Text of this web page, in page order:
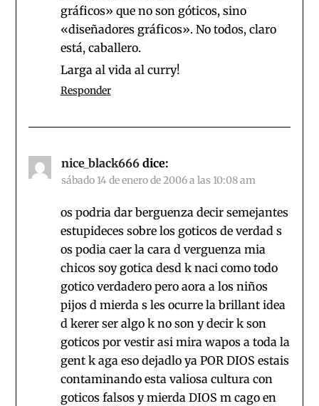
gráficos» que no son góticos, sino
«diseñadores gráficos». No todos, claro
está, caballero.
Larga al vida al curry!
Responder
nice_black666 dice:
sábado 14 de enero de 2006 a las 10:08 am
os podria dar berguenza decir semejantes
estupideces sobre los goticos de verdad s
os podia caer la cara d verguenza mia
chicos soy gotica desd k naci como todo
gotico verdadero pero aora a los niños
pijos d mierda s les ocurre la brillant idea
d kerer ser algo k no son y decir k son
goticos por vestir asi mira wapos a toda la
gent k aga eso dejadlo ya POR DIOS estais
contaminando esta valiosa cultura con
goticos falsos y mierda DIOS m cago en